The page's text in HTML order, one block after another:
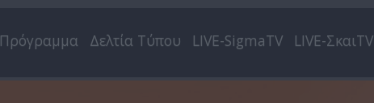
Πρόγραμμα Δελτία Τύπου LIVE-SigmaTV LIVE-ΣκαιTV